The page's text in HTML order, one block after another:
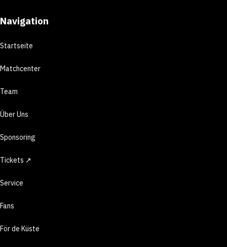
Navigation
Startseite
Matchcenter
Team
Über Uns
Sponsoring
Tickets ↗
Service
Fans
För de Küste